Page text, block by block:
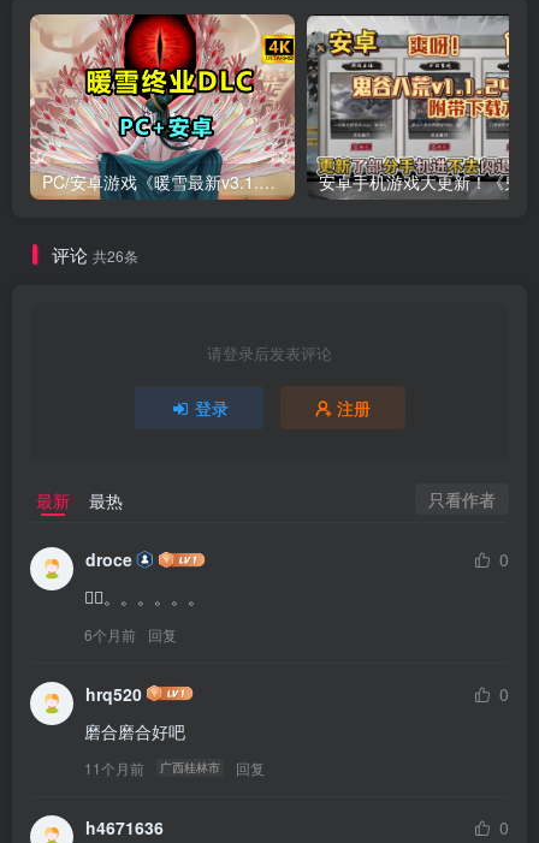
PC/安卓游戏《暖雪最新v3.1.0.1》终业DLC整合版！
评论 共26条
请登录后发表评论
登录 注册
最新 最热 只看作者
droce
0
👌🏻。。。。。。
6个月前 回复
hrq520
0
磨合磨合好吧
11个月前 广西桂林市 回复
h4671636
0